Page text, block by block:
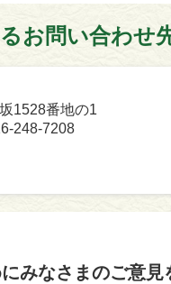
お問い合わせ
1528番地の1
248-7208
みなさまのご意